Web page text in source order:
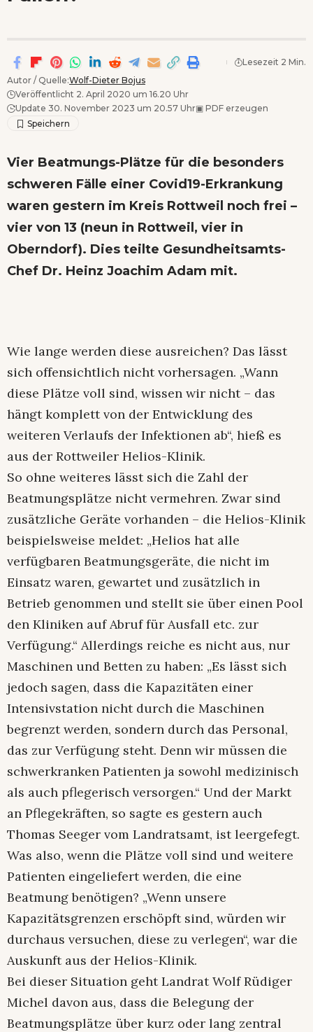
Autor / Quelle:Wolf-Dieter Bojus
Veröffentlicht 2. April 2020 um 16.20 Uhr
Update 30. November 2023 um 20.57 Uhr▣ PDF erzeugen
Lesezeit 2 Min.
Vier Beatmungs-Plätze für die besonders
schweren Fälle einer Covid19-Erkrankung
waren gestern im Kreis Rottweil noch frei –
vier von 13 (neun in Rottweil, vier in
Oberndorf). Dies teilte Gesundheitsamts-
Chef Dr. Heinz Joachim Adam mit.
Wie lange werden diese ausreichen? Das lässt
sich offensichtlich nicht vorhersagen. „Wann
diese Plätze voll sind, wissen wir nicht – das
hängt komplett von der Entwicklung des
weiteren Verlaufs der Infektionen ab“, hieß es
aus der Rottweiler Helios-Klinik.
So ohne weiteres lässt sich die Zahl der
Beatmungsplätze nicht vermehren. Zwar sind
zusätzliche Geräte vorhanden – die Helios-Klinik
beispielsweise meldet: „Helios hat alle
verfügbaren Beatmungsgeräte, die nicht im
Einsatz waren, gewartet und zusätzlich in
Betrieb genommen und stellt sie über einen Pool
den Kliniken auf Abruf für Ausfall etc. zur
Verfügung.“ Allerdings reiche es nicht aus, nur
Maschinen und Betten zu haben: „Es lässt sich
jedoch sagen, dass die Kapazitäten einer
Intensivstation nicht durch die Maschinen
begrenzt werden, sondern durch das Personal,
das zur Verfügung steht. Denn wir müssen die
schwerkranken Patienten ja sowohl medizinisch
als auch pflegerisch versorgen.“ Und der Markt
an Pflegekräften, so sagte es gestern auch
Thomas Seeger vom Landratsamt, ist leergefegt.
Was also, wenn die Plätze voll sind und weitere
Patienten eingeliefert werden, die eine
Beatmung benötigen? „Wenn unsere
Kapazitätsgrenzen erschöpft sind, würden wir
durchaus versuchen, diese zu verlegen“, war die
Auskunft aus der Helios-Klinik.
Bei dieser Situation geht Landrat Wolf Rüdiger
Michel davon aus, dass die Belegung der
Beatmungsplätze über kurz oder lang zentral